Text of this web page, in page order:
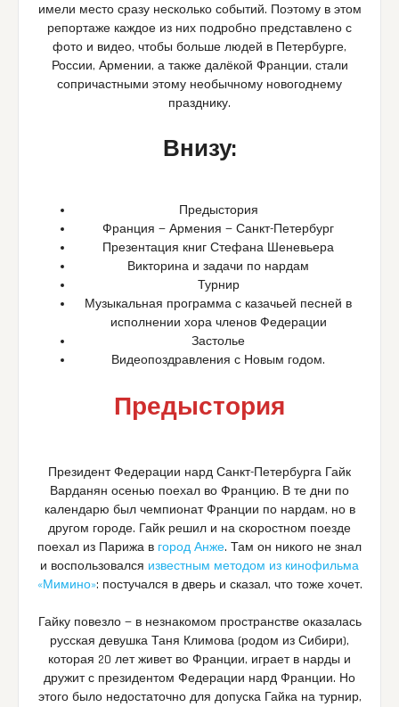
имели место сразу несколько событий. Поэтому в этом
репортаже каждое из них подробно представлено с
фото и видео, чтобы больше людей в Петербурге,
России, Армении, а также далёкой Франции, стали
сопричастными этому необычному новогоднему
празднику.
Внизу:
Предыстория
Франция — Армения — Санкт-Петербург
Презентация книг Стефана Шеневьера
Викторина и задачи по нардам
Турнир
Музыкальная программа с казачьей песней в
исполнении хора членов Федерации
Застолье
Видеопоздравления с Новым годом.
Предыстория
Президент Федерации нард Санкт-Петербурга Гайк
Варданян осенью поехал во Францию. В те дни по
календарю был чемпионат Франции по нардам, но в
другом городе. Гайк решил и на скоростном поезде
поехал из Парижа в город Анже. Там он никого не знал
и воспользовался известным методом из кинофильма
«Мимино»: постучался в дверь и сказал, что тоже хочет.
Гайку повезло — в незнакомом пространстве оказалась
русская девушка Таня Климова (родом из Сибири),
которая 20 лет живет во Франции, играет в нарды и
дружит с президентом Федерации нард Франции. Но
этого было недостаточно для допуска Гайка на турнир,